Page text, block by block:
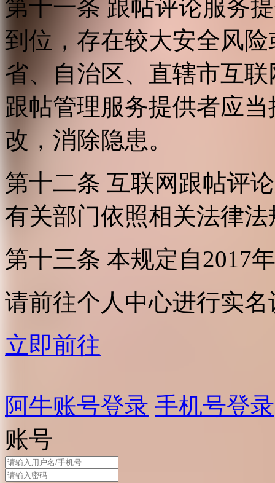
第十一条 跟帖评论服务
到位，存在较大安全风
省、自治区、直辖市互
跟帖管理服务提供者应
改，消除隐患。
第十二条 互联网跟帖评
有关部门依照相关法律
第十三条 本规定自2017
请前往个人中心进行实名
立即前往
阿牛账号登录 手机号登录
账号